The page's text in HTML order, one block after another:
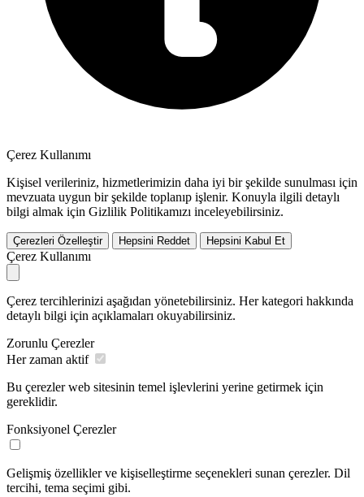
Çerez Kullanımı
Kişisel verileriniz, hizmetlerimizin daha iyi bir şekilde sunulması için
mevzuata uygun bir şekilde toplanıp işlenir. Konuyla ilgili detaylı
bilgi almak için Gizlilik Politikamızı inceleyebilirsiniz.
Çerezleri Özelleştir Hepsini Reddet Hepsini Kabul Et
Çerez Kullanımı
Çerez tercihlerinizi aşağıdan yönetebilirsiniz. Her kategori hakkında
detaylı bilgi için açıklamaları okuyabilirsiniz.
Zorunlu Çerezler
Her zaman aktif
Bu çerezler web sitesinin temel işlevlerini yerine getirmek için
gereklidir.
Fonksiyonel Çerezler
Gelişmiş özellikler ve kişiselleştirme seçenekleri sunan çerezler. Dil
tercihi, tema seçimi gibi.